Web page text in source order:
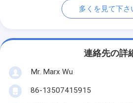
多くを見て下さ
連絡先の詳
Mr. Marx Wu
86-13507415915